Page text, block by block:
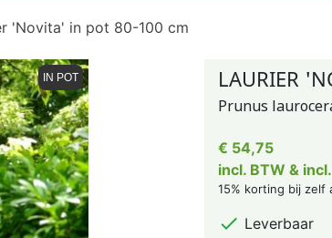
'Novita' in pot 80-100 cm
IN POT LAURIER
Prunus
€ 54,75
incl. BTW &
15% korting bij zelf
 Leverbaar